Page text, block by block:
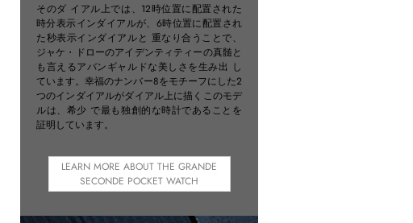
そのダ イアル上では、12時位置に配置された
時分表示インダイアルが、6時位置に配置され
た秒表示インダイアルと 重なり合うことで、
ジャケ・ドローのアイデンティティーの真髄と
も言えるアバンギャルドな美しさを生み出 し
ています。幸福のナンバー8をモチーフにした2
つのインダイアルがダイアル上に描くこのモデ
ルは、希少 で最も独創的な時計であることを
証明しています。
LEARN MORE ABOUT THE GRANDE
SECONDE POCKET WATCH